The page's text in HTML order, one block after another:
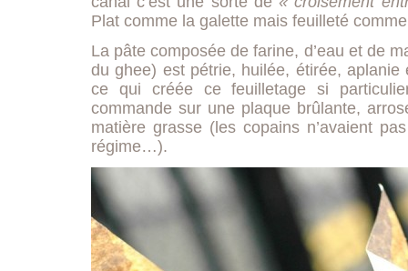
Plat comme la galette mais feuilleté
La pâte composée de farine, d’eau et de
du ghee) est pétrie, huilée, étirée,
ce qui créée ce feuilletage si
commande sur une plaque brûlante,
matière grasse (les copains n’avaient
régime…).